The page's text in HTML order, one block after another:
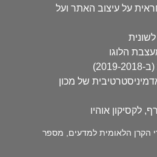
על עיצוב האתר ועל
הלוגו
של מכון
לקסיקון אוהיו
הקרן הלאומית למדעים, מספר